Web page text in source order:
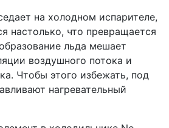
на холодном испарителе,
настолько, что превращается
льда мешает
воздушного потока и
Чтобы этого избежать, под
нагревательный